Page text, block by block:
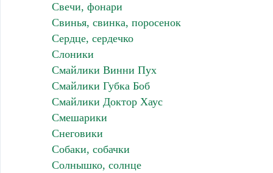
Свечи, фонари
Свинья, свинка, поросенок
Сердце, сердечко
Слоники
Смайлики Винни Пух
Смайлики Губка Боб
Смайлики Доктор Хаус
Смешарики
Снеговики
Собаки, собачки
Солнышко, солнце